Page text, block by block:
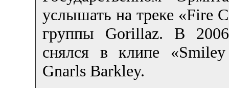
услышать на треке «Fire
группы Gorillaz. В 2006
снялся в клипе «Smiley
Gnarls Barkley.